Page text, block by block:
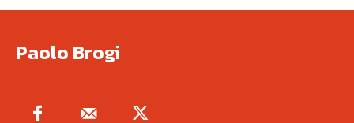
Paolo Brogi